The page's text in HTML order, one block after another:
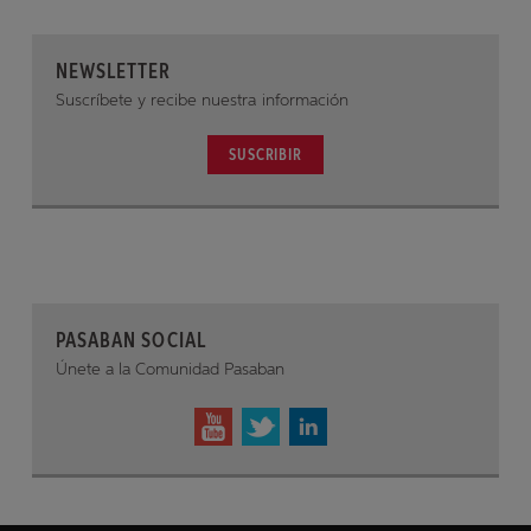
NEWSLETTER
Suscríbete y recibe nuestra información
SUSCRIBIR
PASABAN SOCIAL
Únete a la Comunidad Pasaban